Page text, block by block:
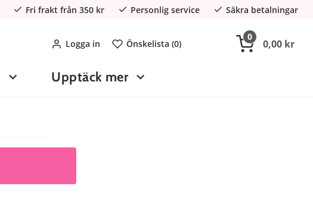
Fri frakt från 350 kr Personlig service Säkra betalningar
Logga in Önskelista (0)
0
0,00 kr
Upptäck mer